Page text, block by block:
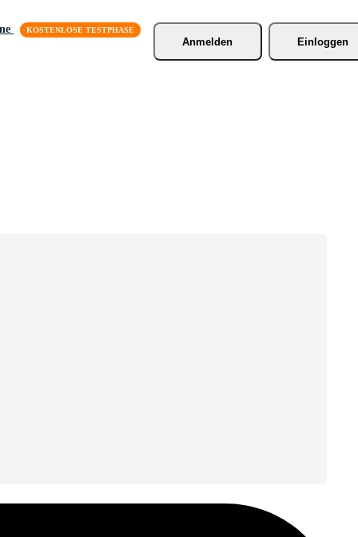
Anmelden
Einloggen